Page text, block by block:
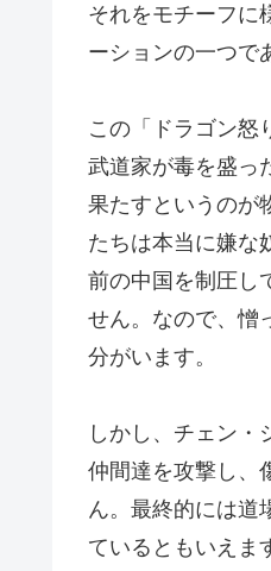
それをモチーフに
ーションの一つで
この「ドラゴン怒
武道家が毒を盛っ
果たすというのが
たちは本当に嫌な
前の中国を制圧し
せん。なので、憎
分がいます。
しかし、チェン・
仲間達を攻撃し、
ん。最終的には道
ているともいえま